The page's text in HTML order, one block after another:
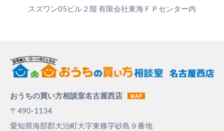
スズワン05ビル２階 有限会社東海ＦＰセンター内
おうちの買い方相談室名古屋西店
〒490-1134
愛知県海部郡大治町大字東條字砂島９番地